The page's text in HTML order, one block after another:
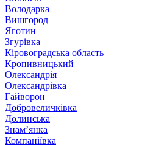
Володарка
Вишгород
Яготин
Згурівка
Кіровоградська область
Кропивницький
Олександрія
Олександрівка
Гайворон
Добровеличківка
Долинська
Знам’янка
Компаніївка